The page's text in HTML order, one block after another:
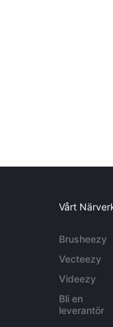
Vårt
Brusheezy
Vecteezy
Videezy
Bli en
leverantör